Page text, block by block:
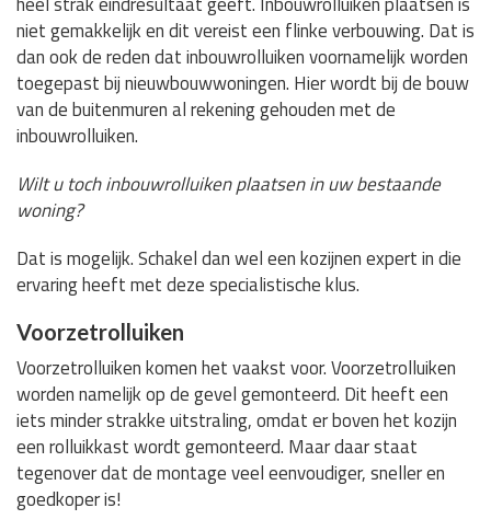
niet gemakkelijk en dit vereist een flinke verbouwing. Dat is
dan ook de reden dat inbouwrolluiken voornamelijk worden
toegepast bij nieuwbouwwoningen. Hier wordt bij de bouw
van de buitenmuren al rekening gehouden met de
inbouwrolluiken.
Wilt u toch inbouwrolluiken plaatsen in uw bestaande
woning?
Dat is mogelijk. Schakel dan wel een kozijnen expert in die
ervaring heeft met deze specialistische klus.
Voorzetrolluiken
Voorzetrolluiken komen het vaakst voor. Voorzetrolluiken
worden namelijk op de gevel gemonteerd. Dit heeft een
iets minder strakke uitstraling, omdat er boven het kozijn
een rolluikkast wordt gemonteerd. Maar daar staat
tegenover dat de montage veel eenvoudiger, sneller en
goedkoper is!